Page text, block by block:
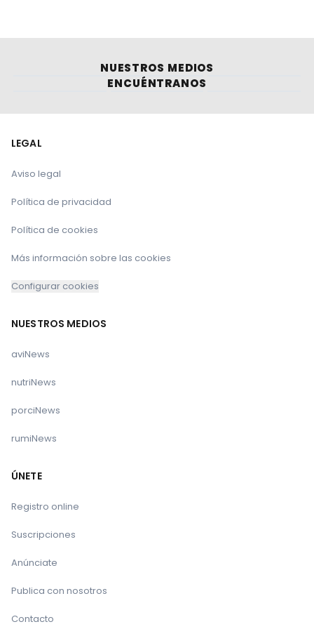
La supervivencia de los productores sin pastos está
Los buitres vuelven al ataque del ganado
NUESTROS MEDIOS
ENCUÉNTRANOS
LEGAL
Aviso legal
Política de privacidad
Política de cookies
Más información sobre las cookies
Configurar cookies
NUESTROS MEDIOS
aviNews
nutriNews
porciNews
rumiNews
ÚNETE
Registro online
Suscripciones
Anúnciate
Publica con nosotros
Contacto